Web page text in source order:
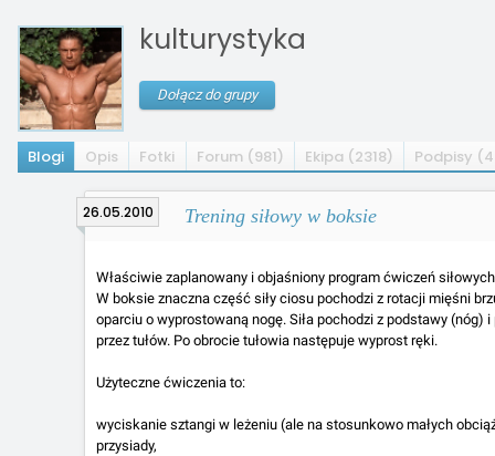
kulturystyka
Dołącz do grupy
Blogi Opis Fotki Forum (981) Ekipa (2318) Podpisy
26.05.2010 Trening siłowy w boksie
Właściwie zaplanowany i objaśniony program ćwiczeń
W boksie znaczna część siły ciosu pochodzi z rotacji mięśni
oparciu o wyprostowaną nogę. Siła pochodzi z podstawy (nóg)
przez tułów. Po obrocie tułowia następuje wyprost ręki.
Użyteczne ćwiczenia to:
wyciskanie sztangi w leżeniu (ale na stosunkowo małych
przysiady,